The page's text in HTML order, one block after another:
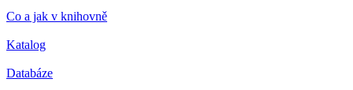
Co a jak v knihovně
Katalog
Databáze